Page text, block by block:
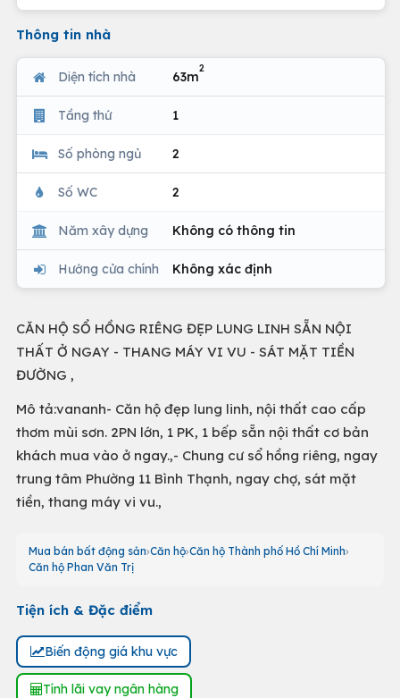
Thông tin nhà
Diện tích nhà 63m
2
Tầng thứ 1
Số phòng ngủ 2
Số WC 2
Năm xây dựng Không có thông tin
Hướng cửa chính Không xác định
CĂN HỘ SỔ HỒNG RIÊNG ĐẸP LUNG LINH SẴN NỘI
THẤT Ở NGAY - THANG MÁY VI VU - SÁT MẶT TIỀN
ĐƯỜNG ,
Mô tả:vananh- Căn hộ đẹp lung linh, nội thất cao cấp
thơm mùi sơn. 2PN lớn, 1 PK, 1 bếp sẵn nội thất cơ bản
khách mua vào ở ngay.,- Chung cư sổ hồng riêng, ngay
trung tâm Phường 11 Bình Thạnh, ngay chợ, sát mặt
tiền, thang máy vi vu.,
Mua bán bất động sản Căn hộ Căn hộ Thành phố Hồ Chí Minh
Căn hộ Phan Văn Trị
Tiện ích & Đặc điểm
Biến động giá khu vực
Tính lãi vay ngân hàng